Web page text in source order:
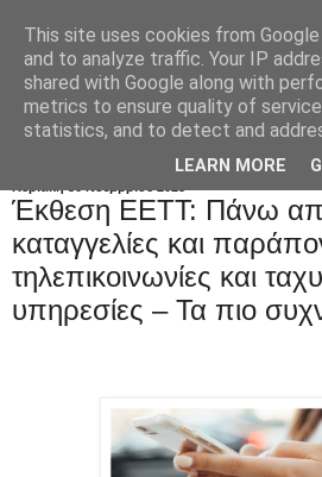
Έκθεση ΕΕΤΤ: Πάνω
καταγγελίες και
τηλεπικοινωνίες και
υπηρεσίες – Τα πιο
This site uses cookies from
and to analyze traffic. Your IP
shared with Google along with
metrics to ensure quality of
statistics, and to detect and
LEARN MORE